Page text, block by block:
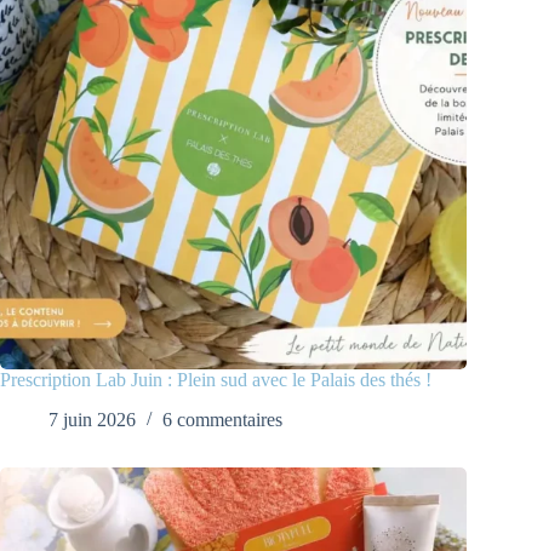
Prescription Lab Juin : Plein sud avec le Palais des thés !
7 juin 2026
6 commentaires